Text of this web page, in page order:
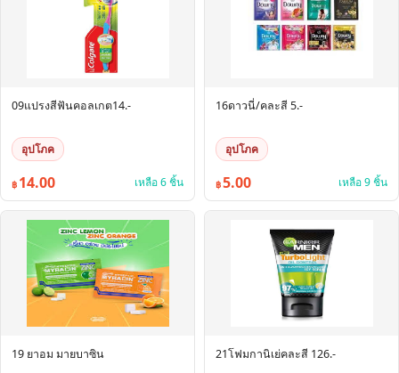
09แปรงสีฟันคอลเกต14.-
อุปโภค
฿ 14.00 เหลือ 6 ชิ้น
16ดาวนี่/คละสี 5.-
อุปโภค
฿5.00 เหลือ 9 ชิ้น
19 ยาอม มายบาซิน 21โฟมกานิเย่คละสี 126.-